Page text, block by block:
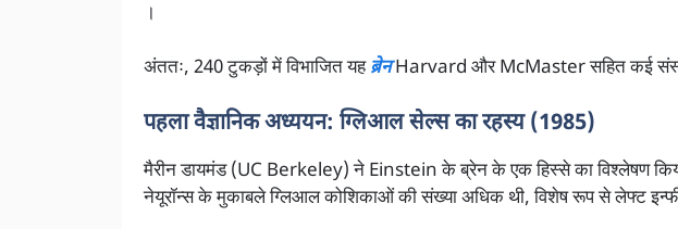
।
अंततः, 240 टुकड़ों में विभाजित यहब्रेन Harvard और McMaster सहित कई
पहला वैज्ञानिक अध्ययन: ग्लिआल सेल्स का रहस्य (1985)
मैरीन डायमंड (UC Berkeley) ने Einstein के ब्रेन के एक हिस्से का विश्लेषण
नेयूरॉन्स के मुकाबले ग्लिआल कोशिकाओं की संख्या अधिक थी, विशेष रूप से लेफ्ट